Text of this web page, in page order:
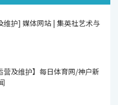
维护] 媒体网站 | 集英社艺术与
营及维护】每日体育网/神户新